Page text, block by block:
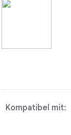
Kompatibel mit: